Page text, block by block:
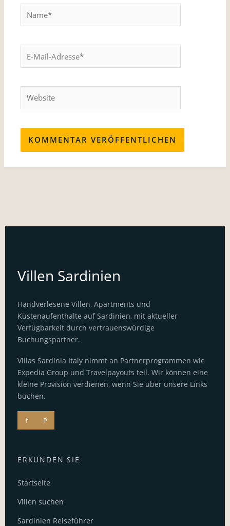
Mail-
Website
Villen Sardinien
Handverlesene Villen, Apartments und
Küstenaufenthalte auf Sardinien, mit aktueller
Verfügbarkeit durch vertrauenswürdige
Buchungspartner.
Villas Sardinia Italy nimmt an Partnerprogrammen wie
Expedia Group und Travelpayouts teil. Wir können eine
kleine Provision verdienen, wenn Sie über unsere Links
buchen.
f P
ERKUNDEN SIE
Startseite
Villen suchen
Sardinien Reiseführer